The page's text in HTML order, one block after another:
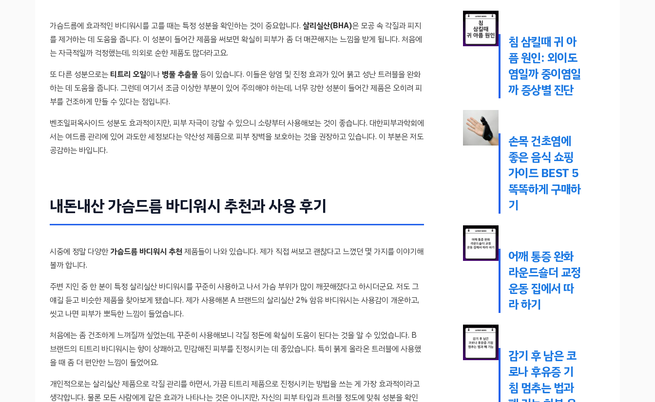
가슴드름에 효과적인 바디워시를 고를 때는 특정 성분을 확인하는 것이 중요합니다. 살리실산(BHA)은 모공 속 각질과 피지
를 제거하는 데 도움을 줍니다. 이 성분이 들어간 제품을 써보면 확실히 피부가 좀 더 매끈해지는 느낌을 받게 됩니다. 처음에
는 자극적일까 걱정했는데, 의외로 순한 제품도 많더라고요.
또 다른 성분으로는 티트리 오일이나 병풀 추출물 등이 있습니다. 이들은 항염 및 진정 효과가 있어 붉고 성난 트러블을 완화
하는 데 도움을 줍니다. 그런데 여기서 조금 이상한 부분이 있어 주의해야 하는데, 너무 강한 성분이 들어간 제품은 오히려 피
부를 건조하게 만들 수 있다는 점입니다.
벤조일퍼옥사이드 성분도 효과적이지만, 피부 자극이 강할 수 있으니 소량부터 사용해보는 것이 좋습니다. 대한피부과학회에
서는 여드름 관리에 있어 과도한 세정보다는 약산성 제품으로 피부 장벽을 보호하는 것을 권장하고 있습니다. 이 부분은 저도
공감하는 바입니다.
내돈내산 가슴드름 바디워시 추천과 사용 후기
시중에 정말 다양한가슴드름 바디워시 추천제품들이 나와 있습니다. 제가 직접 써보고 괜찮다고 느꼈던 몇 가지를 이야기해
볼까 합니다.
주변 지인 중 한 분이 특정 살리실산 바디워시를 꾸준히 사용하고 나서 가슴 부위가 많이 깨끗해졌다고 하시더군요. 저도 그
얘길 듣고 비슷한 제품을 찾아보게 됐습니다. 제가 사용해본 A 브랜드의 살리실산 2% 함유 바디워시는 사용감이 개운하고,
씻고 나면 피부가 뽀득한 느낌이 들었습니다.
처음에는 좀 건조하게 느껴질까 싶었는데, 꾸준히 사용해보니 각질 정돈에 확실히 도움이 된다는 것을 알 수 있었습니다. B
브랜드의 티트리 바디워시는 향이 상쾌하고, 민감해진 피부를 진정시키는 데 좋았습니다. 특히 붉게 올라온 트러블에 사용했
을 때 좀 더 편안한 느낌이 들었어요.
개인적으로는 살리실산 제품으로 각질 관리를 하면서, 가끔 티트리 제품으로 진정시키는 방법을 쓰는 게 가장 효과적이라고
생각합니다. 물론 모든 사람에게 같은 효과가 나타나는 것은 아니지만, 자신의 피부 타입과 트러블 정도에 맞춰 성분을 확인
침 삼킬때 귀 아
픔 원인: 외이도
염일까 중이염일
까 증상별 진단
손목 건초염에
좋은 음식 쇼핑
가이드 BEST 5
똑똑하게 구매하
기
어깨 통증 완화
라운드숄더 교정
운동 집에서 따
라 하기
감기 후 남은 코
로나 후유증 기
침 멈추는 법과